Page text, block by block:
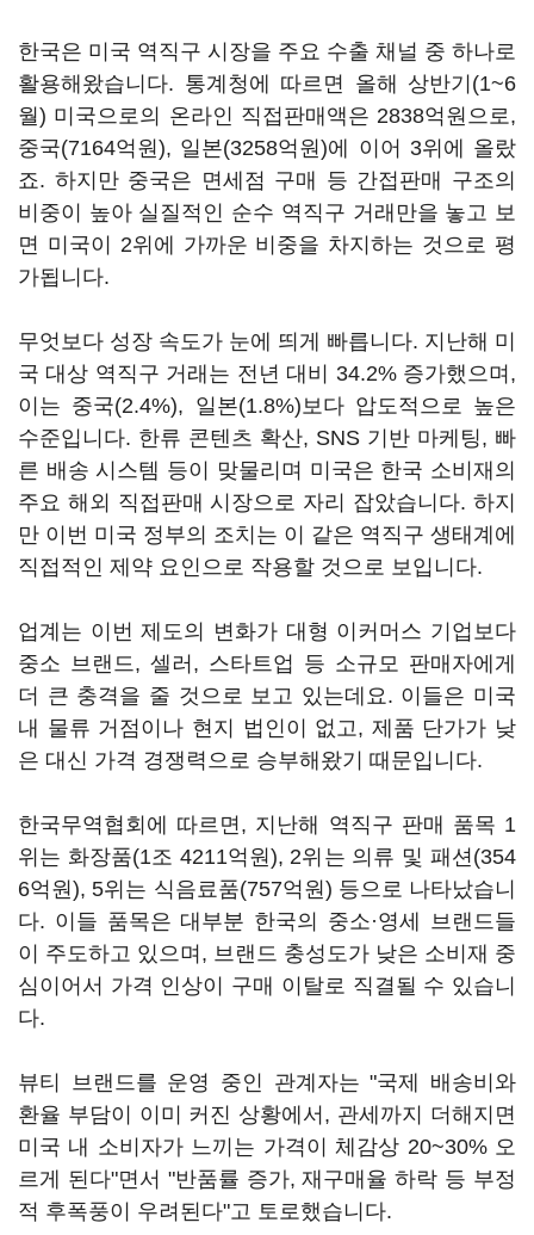
한국은 미국 역직구 시장을 주요 수출 채널 중 하나로
활용해왔습니다. 통계청에 따르면 올해 상반기(1~6
월) 미국으로의 온라인 직접판매액은 2838억원으로,
중국(7164억원), 일본(3258억원)에 이어 3위에 올랐
죠. 하지만 중국은 면세점 구매 등 간접판매 구조의
비중이 높아 실질적인 순수 역직구 거래만을 놓고 보
면 미국이 2위에 가까운 비중을 차지하는 것으로 평
가됩니다.
무엇보다 성장 속도가 눈에 띄게 빠릅니다. 지난해 미
국 대상 역직구 거래는 전년 대비 34.2% 증가했으며,
이는 중국(2.4%), 일본(1.8%)보다 압도적으로 높은
수준입니다. 한류 콘텐츠 확산, SNS 기반 마케팅, 빠
른 배송 시스템 등이 맞물리며 미국은 한국 소비재의
주요 해외 직접판매 시장으로 자리 잡았습니다. 하지
만 이번 미국 정부의 조치는 이 같은 역직구 생태계에
직접적인 제약 요인으로 작용할 것으로 보입니다.
업계는 이번 제도의 변화가 대형 이커머스 기업보다
중소 브랜드, 셀러, 스타트업 등 소규모 판매자에게
더 큰 충격을 줄 것으로 보고 있는데요. 이들은 미국
내 물류 거점이나 현지 법인이 없고, 제품 단가가 낮
은 대신 가격 경쟁력으로 승부해왔기 때문입니다.
한국무역협회에 따르면, 지난해 역직구 판매 품목 1
위는 화장품(1조 4211억원), 2위는 의류 및 패션(354
6억원), 5위는 식음료품(757억원) 등으로 나타났습니
다. 이들 품목은 대부분 한국의 중소·영세 브랜드들
이 주도하고 있으며, 브랜드 충성도가 낮은 소비재 중
심이어서 가격 인상이 구매 이탈로 직결될 수 있습니
다.
뷰티 브랜드를 운영 중인 관계자는 "국제 배송비와
환율 부담이 이미 커진 상황에서, 관세까지 더해지면
미국 내 소비자가 느끼는 가격이 체감상 20~30% 오
르게 된다"면서 "반품률 증가, 재구매율 하락 등 부정
적 후폭풍이 우려된다"고 토로했습니다.